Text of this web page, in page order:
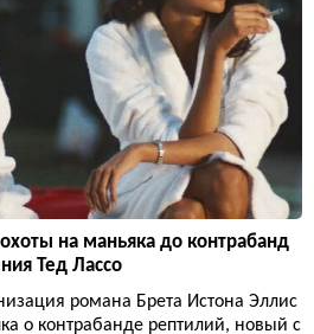
на маньяка до контрабанд
Тед Лассо
романа Брета Истона Эллис
о контрабанде рептилий, новый с